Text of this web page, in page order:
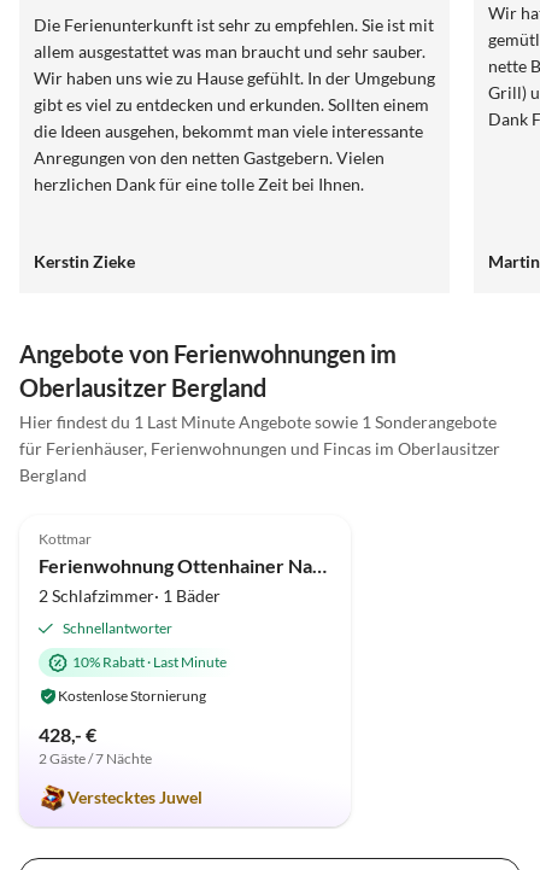
Die Ferienunterkunft ist sehr zu empfehlen. Sie ist mit
allem ausgestattet was man braucht und sehr sauber.
Wir haben uns wie zu Hause gefühlt. In der Umgebung
gibt es viel zu entdecken und erkunden. Sollten einem
die Ideen ausgehen, bekommt man viele interessante
Anregungen von den netten Gastgebern. Vielen
herzlichen Dank für eine tolle Zeit bei Ihnen.
Kerstin Zieke
Wir
nette
Grill)
Angebote von Ferienwohnungen im
Oberlausitzer Bergland
Hier findest du 1 Last Minute Angebote sowie 1 Sonderangebote
für Ferienhäuser, Ferienwohnungen und Fincas im Oberlausitzer
Bergland
Kottmar
Ferienwohnung Ottenhainer Naturparadies
2 Schlafzimmer· 1 Bäder
Schnellantworter
10% Rabatt· Last Minute
Kostenlose Stornierung
428,- €
2 Gäste / 7 Nächte
Verstecktes Juwel